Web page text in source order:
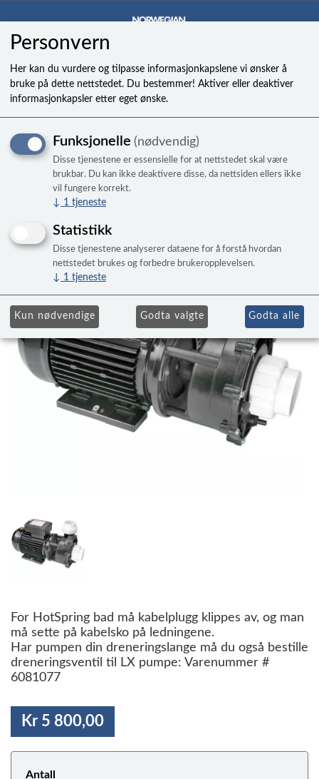
WP250-II 2,5HK LX
JETPUMPE
2 hastighet jetpumpe - Kan brukes til alle
våre bad med 2,5hk pumpe.
For HotSpring bad må kabelplugg klippes av, og man
må sette på kabelsko på ledningene.
Har pumpen din dreneringslange må du også bestille
dreneringsventil til LX pumpe: Varenummer #
6081077
Kr 5 800,00
Antall
Personvern
Her kan du vurdere og tilpasse informasjonkapslene vi ønsker å
bruke på dette nettstedet. Du bestemmer! Aktiver eller deaktiver
informasjonkapsler etter eget ønske.
Funksjonelle (nødvendig)
Disse tjenestene er essensielle for at nettstedet skal være
brukbar. Du kan ikke deaktivere disse, da nettsiden ellers ikke
vil fungere korrekt.
↓ 1 tjeneste
Statistikk
Disse tjenestene analyserer dataene for å forstå hvordan
nettstedet brukes og forbedre brukeropplevelsen.
↓ 1 tjeneste
Kun nødvendige Godta valgte Godta alle